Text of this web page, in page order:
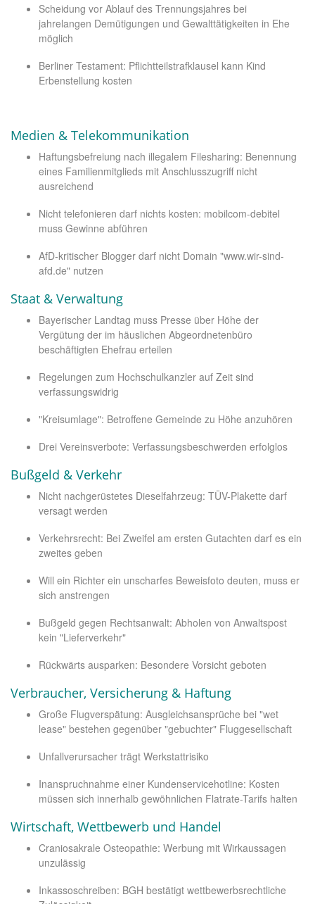
Scheidung vor Ablauf des Trennungsjahres bei
jahrelangen Demütigungen und Gewalttätigkeiten in Ehe
möglich
Berliner Testament: Pflichtteilstrafklausel kann Kind
Erbenstellung kosten
Medien & Telekommunikation
Haftungsbefreiung nach illegalem Filesharing: Benennung
eines Familienmitglieds mit Anschlusszugriff nicht
ausreichend
Nicht telefonieren darf nichts kosten: mobilcom-debitel
muss Gewinne abführen
AfD-kritischer Blogger darf nicht Domain "www.wir-sind-
afd.de" nutzen
Staat & Verwaltung
Bayerischer Landtag muss Presse über Höhe der
Vergütung der im häuslichen Abgeordnetenbüro
beschäftigten Ehefrau erteilen
Regelungen zum Hochschulkanzler auf Zeit sind
verfassungswidrig
"Kreisumlage": Betroffene Gemeinde zu Höhe anzuhören
Drei Vereinsverbote: Verfassungsbeschwerden erfolglos
Bußgeld & Verkehr
Nicht nachgerüstetes Dieselfahrzeug: TÜV-Plakette darf
versagt werden
Verkehrsrecht: Bei Zweifel am ersten Gutachten darf es ein
zweites geben
Will ein Richter ein unscharfes Beweisfoto deuten, muss er
sich anstrengen
Bußgeld gegen Rechtsanwalt: Abholen von Anwaltspost
kein "Lieferverkehr"
Rückwärts ausparken: Besondere Vorsicht geboten
Verbraucher, Versicherung & Haftung
Große Flugverspätung: Ausgleichsansprüche bei "wet
lease" bestehen gegenüber "gebuchter" Fluggesellschaft
Unfallverursacher trägt Werkstattrisiko
Inanspruchnahme einer Kundenservicehotline: Kosten
müssen sich innerhalb gewöhnlichen Flatrate-Tarifs halten
Wirtschaft, Wettbewerb und Handel
Craniosakrale Osteopathie: Werbung mit Wirkaussagen
unzulässig
Inkassoschreiben: BGH bestätigt wettbewerbsrechtliche